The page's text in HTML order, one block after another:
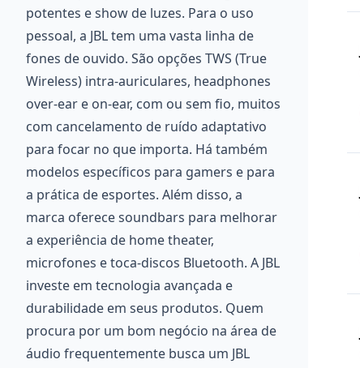
potentes e show de luzes. Para o uso
pessoal, a JBL tem uma vasta linha de
fones de ouvido. São opções TWS (True
Wireless) intra-auriculares, headphones
over-ear e on-ear, com ou sem fio, muitos
com cancelamento de ruído adaptativo
para focar no que importa. Há também
modelos específicos para gamers e para
a prática de esportes. Além disso, a
marca oferece soundbars para melhorar
a experiência de home theater,
microfones e toca-discos Bluetooth. A JBL
investe em tecnologia avançada e
durabilidade em seus produtos. Quem
procura por um bom negócio na área de
áudio frequentemente busca um JBL